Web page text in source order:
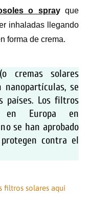
o sprayque
inhaladas llegando
forma de crema.
cremas solares
se
países. Los filtros
en Europa en
se han aprobado
contra el
filtros solares aquí